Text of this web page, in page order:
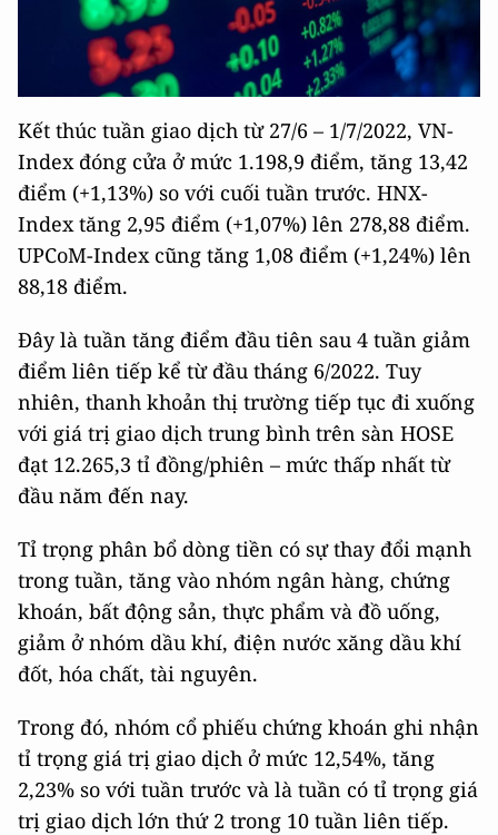
Kết thúc tuần giao dịch từ 27/6 – 1/7/2022, VN-
Index đóng cửa ở mức 1.198,9 điểm, tăng 13,42
điểm (+1,13%) so với cuối tuần trước. HNX-
Index tăng 2,95 điểm (+1,07%) lên 278,88 điểm.
UPCoM-Index cũng tăng 1,08 điểm (+1,24%) lên
88,18 điểm.
Đây là tuần tăng điểm đầu tiên sau 4 tuần giảm
điểm liên tiếp kể từ đầu tháng 6/2022. Tuy
nhiên, thanh khoản thị trường tiếp tục đi xuống
với giá trị giao dịch trung bình trên sàn HOSE
đạt 12.265,3 tỉ đồng/phiên – mức thấp nhất từ
đầu năm đến nay.
Tỉ trọng phân bổ dòng tiền có sự thay đổi mạnh
trong tuần, tăng vào nhóm ngân hàng, chứng
khoán, bất động sản, thực phẩm và đồ uống,
giảm ở nhóm dầu khí, điện nước xăng dầu khí
đốt, hóa chất, tài nguyên.
Trong đó, nhóm cổ phiếu chứng khoán ghi nhận
tỉ trọng giá trị giao dịch ở mức 12,54%, tăng
2,23% so với tuần trước và là tuần có tỉ trọng giá
trị giao dịch lớn thứ 2 trong 10 tuần liên tiếp.